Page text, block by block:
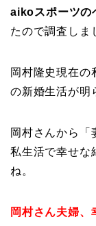
aikoスポーツの
たので調査しま
岡村隆史現在の
の新婚生活が明
岡村さんから
私生活で幸せな
ね。
岡村さん夫婦、